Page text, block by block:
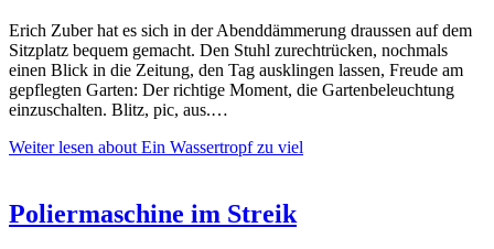
Erich Zuber hat es sich in der Abenddämmerung draussen auf dem
Sitzplatz bequem gemacht. Den Stuhl zurechtrücken, nochmals
einen Blick in die Zeitung, den Tag ausklingen lassen, Freude am
gepflegten Garten: Der richtige Moment, die Gartenbeleuchtung
einzuschalten. Blitz, pic, aus.…
Weiter lesen about Ein Wassertropf zu viel
Poliermaschine im Streik